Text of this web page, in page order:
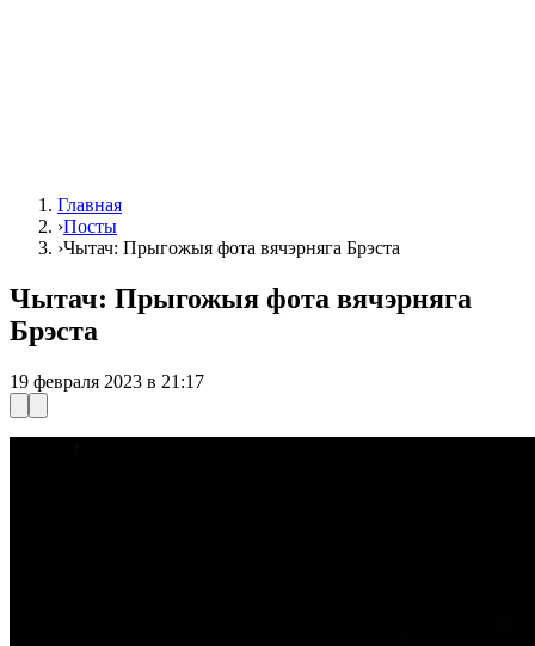
Главная
›Посты
›Чытач: Прыгожыя фота вячэрняга Брэста
Чытач: Прыгожыя фота вячэрняга
Брэста
19 февраля 2023 в 21:17